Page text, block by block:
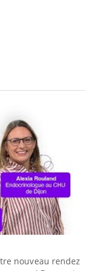
nouveau rendez-
être global
qualité de vie au